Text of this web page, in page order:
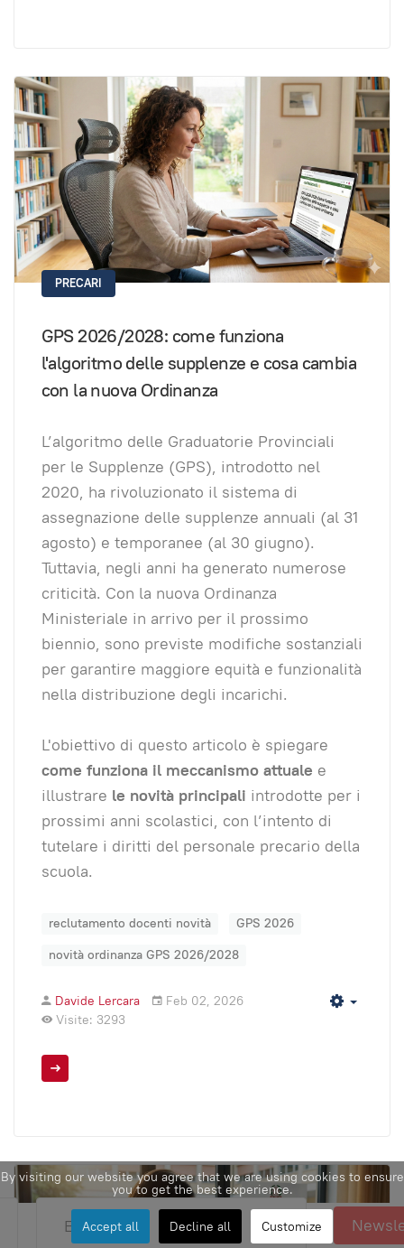
PRECARI
GPS 2026/2028: come funziona
l'algoritmo delle supplenze e cosa cambia
con la nuova Ordinanza
L’algoritmo delle Graduatorie Provinciali
per le Supplenze (GPS), introdotto nel
2020, ha rivoluzionato il sistema di
assegnazione delle supplenze annuali (al 31
agosto) e temporanee (al 30 giugno).
Tuttavia, negli anni ha generato numerose
criticità. Con la nuova Ordinanza
Ministeriale in arrivo per il prossimo
biennio, sono previste modifiche sostanziali
per garantire maggiore equità e funzionalità
nella distribuzione degli incarichi.
L'obiettivo di questo articolo è spiegare
come funziona il meccanismo attuale e
illustrare le novità principali introdotte per i
prossimi anni scolastici, con l’intento di
tutelare i diritti del personale precario della
scuola.
reclutamento docenti novità GPS 2026
novità ordinanza GPS 2026/2028
Davide Lercara
Feb 02, 2026
Visite: 3293
By visiting our website you agree that we are using cookies to ensure
you to get the best experience.
Accept all Decline all Customize